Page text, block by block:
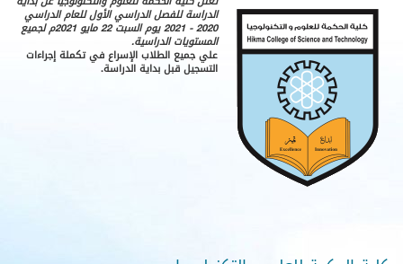
الدراسة للفصل الدراسي الأول للعام الدراسي
2020 - 2021 يوم السبت 22 مايو 2021م لجميع
المستويات الدراسية.
علي جميع الطلاب الإسراع في تكملة إجراءات
التسجيل قبل بداية الدراسة.